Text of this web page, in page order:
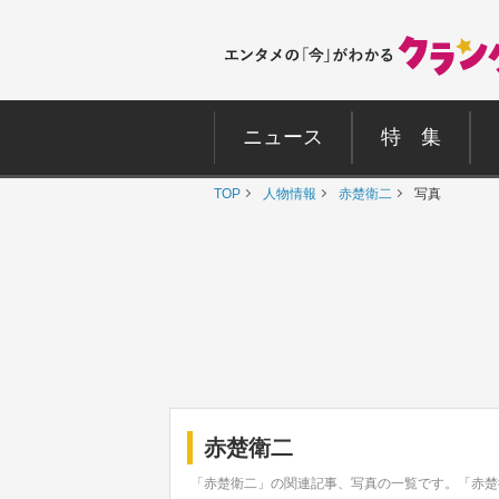
ニュース 特 集
TOP 人物情報 赤楚衛二 写真
赤楚衛二
「赤楚衛二」の関連記事、写真の一覧です。「赤